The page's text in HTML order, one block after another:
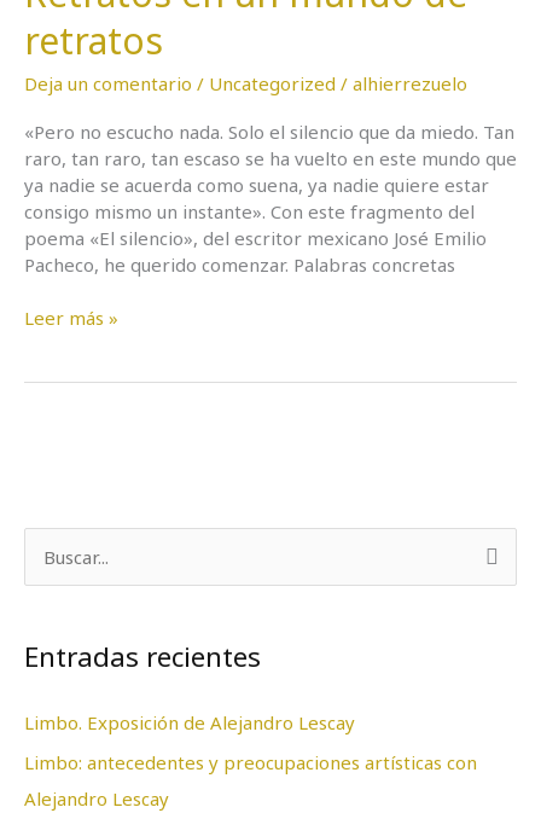
retratos
Deja un comentario / Uncategorized / alhierrezuelo
«Pero no escucho nada. Solo el silencio que da miedo. Tan
raro, tan raro, tan escaso se ha vuelto en este mundo que
ya nadie se acuerda como suena, ya nadie quiere estar
consigo mismo un instante». Con este fragmento del
poema «El silencio», del escritor mexicano José Emilio
Pacheco, he querido comenzar. Palabras concretas
mundo
de
retratos
Leer más »
cEntradas recientes
Limbo. Exposición de Alejandro Lescay
Limbo: antecedentes y preocupaciones artísticas con
Alejandro Lescay